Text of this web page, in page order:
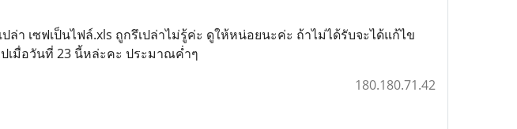
ล่า เซฟเป็นไฟล์.xls ถูกรึเปล่าไม่รู้ค่ะ ดูให้หน่อยนะค่ะ ถ้าไม่ได้รับจะได้แก้ไข
เมื่อวันที่ 23 นี้หล่ะคะ ประมาณค่ำๆ
180.180.71.42